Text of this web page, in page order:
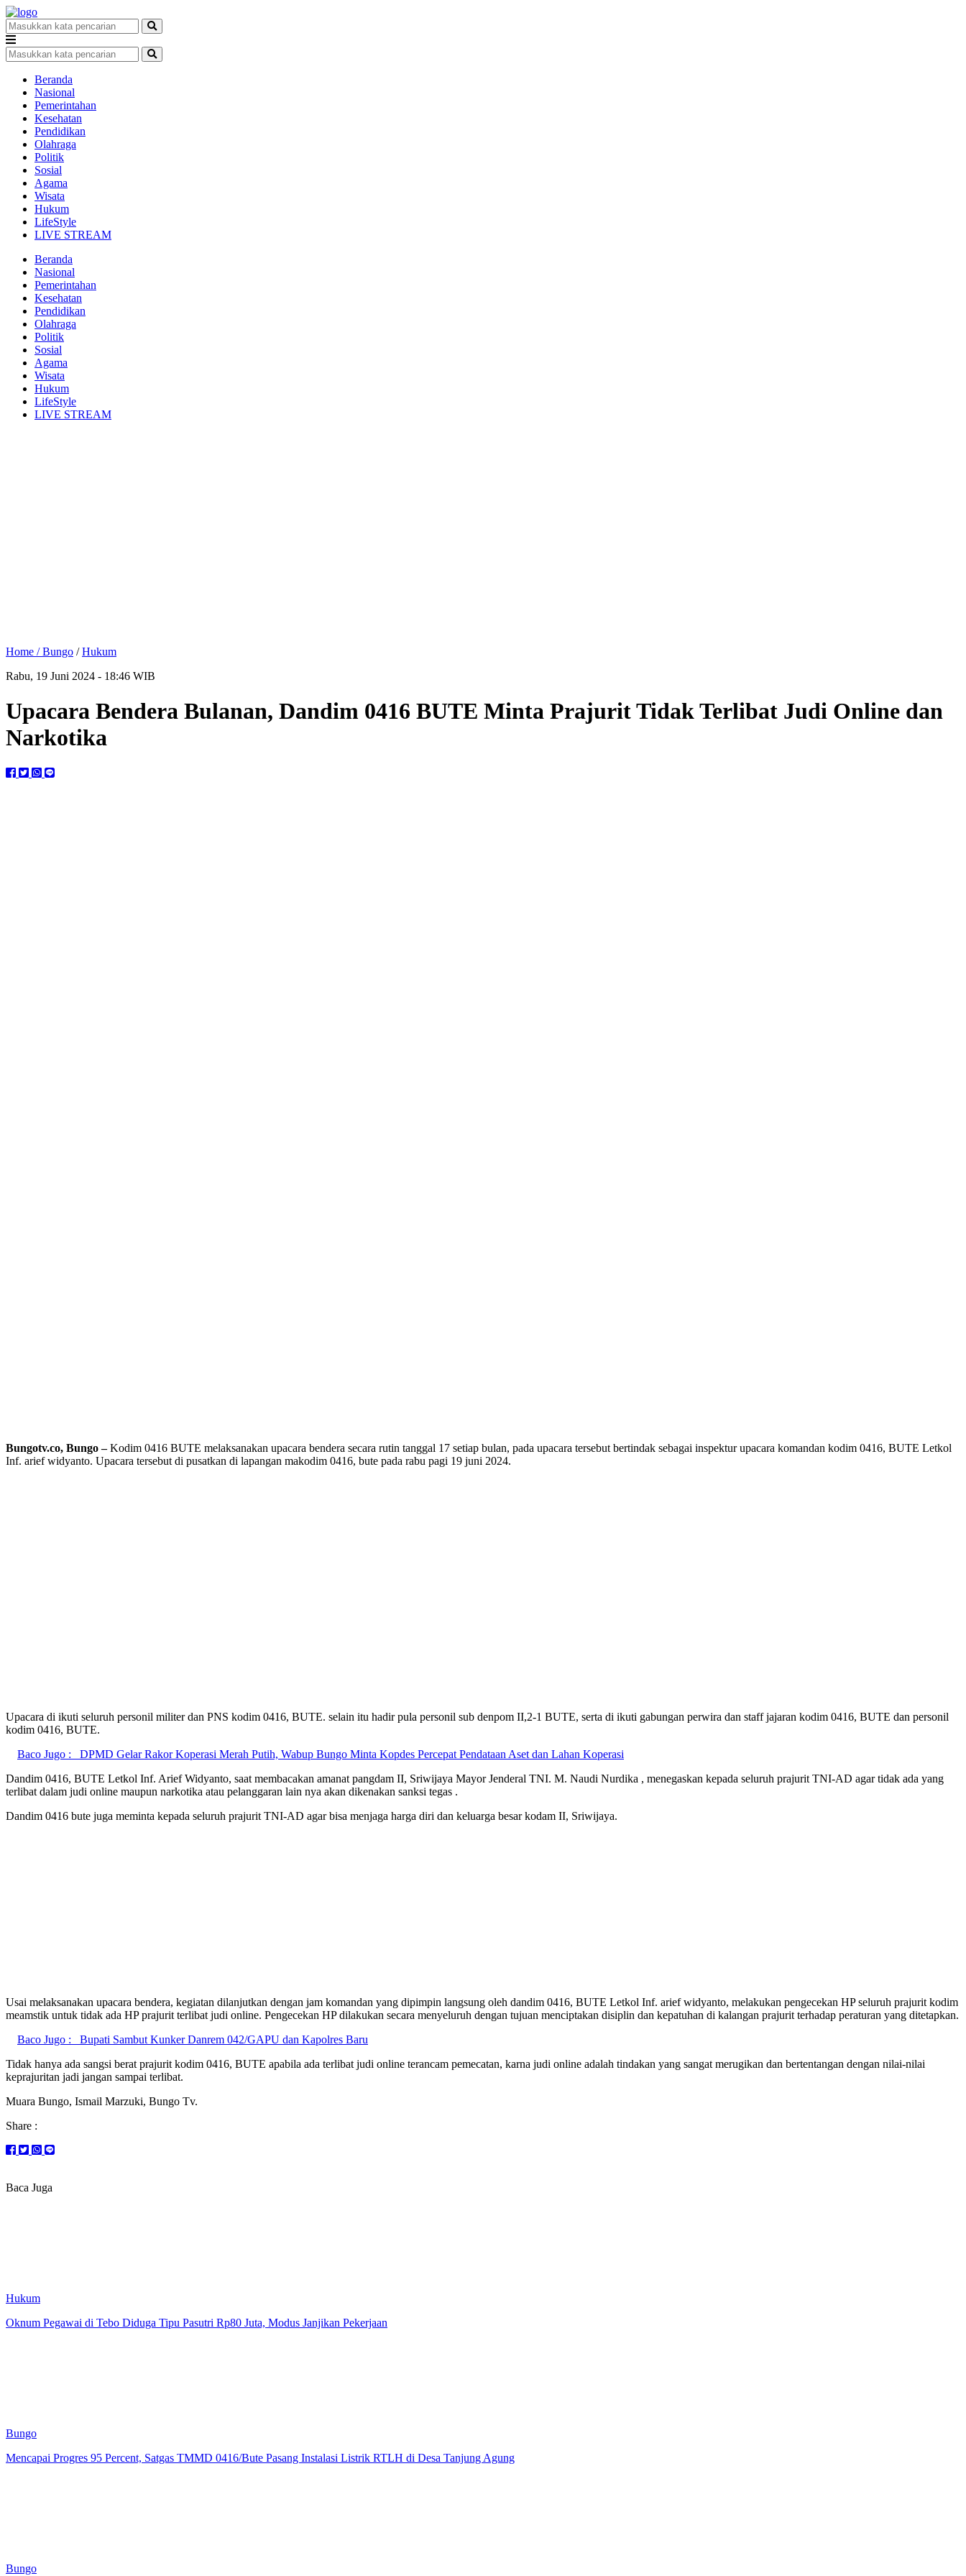
Beranda
Nasional
Pemerintahan
Kesehatan
Pendidikan
Olahraga
Politik
Sosial
Agama
Wisata
Hukum
LifeStyle
LIVE STREAM
Beranda
Nasional
Pemerintahan
Kesehatan
Pendidikan
Olahraga
Politik
Sosial
Agama
Wisata
Hukum
LifeStyle
LIVE STREAM
Home /Bungo /Hukum
Rabu, 19 Juni 2024 - 18:46 WIB
Upacara Bendera Bulanan, Dandim 0416 BUTE Minta Prajurit Tidak Terlibat Judi Online dan
Narkotika
Bungotv.co, Bungo –Kodim 0416 BUTE melaksanakan upacara bendera secara rutin tanggal 17 setiap bulan, pada upacara tersebut bertindak sebagai inspektur upacara komandan kodim 0416, BUTE Letkol
Inf. arief widyanto. Upacara tersebut di pusatkan di lapangan makodim 0416, bute pada rabu pagi 19 juni 2024.
Upacara di ikuti seluruh personil militer dan PNS kodim 0416, BUTE. selain itu hadir pula personil sub denpom II,2-1 BUTE, serta di ikuti gabungan perwira dan staff jajaran kodim 0416, BUTE dan personil
kodim 0416, BUTE.
Baco Jugo :
DPMD Gelar Rakor Koperasi Merah Putih, Wabup Bungo Minta Kopdes Percepat Pendataan Aset dan Lahan Koperasi
Dandim 0416, BUTE Letkol Inf. Arief Widyanto, saat membacakan amanat pangdam II, Sriwijaya Mayor Jenderal TNI. M. Naudi Nurdika , menegaskan kepada seluruh prajurit TNI-AD agar tidak ada yang
terlibat dalam judi online maupun narkotika atau pelanggaran lain nya akan dikenakan sanksi tegas .
Dandim 0416 bute juga meminta kepada seluruh prajurit TNI-AD agar bisa menjaga harga diri dan keluarga besar kodam II, Sriwijaya.
Usai melaksanakan upacara bendera, kegiatan dilanjutkan dengan jam komandan yang dipimpin langsung oleh dandim 0416, BUTE Letkol Inf. arief widyanto, melakukan pengecekan HP seluruh prajurit kodim
meamstik untuk tidak ada HP prajurit terlibat judi online. Pengecekan HP dilakukan secara menyeluruh dengan tujuan menciptakan disiplin dan kepatuhan di kalangan prajurit terhadap peraturan yang ditetapkan.
Baco Jugo :
Bupati Sambut Kunker Danrem 042/GAPU dan Kapolres Baru
Tidak hanya ada sangsi berat prajurit kodim 0416, BUTE apabila ada terlibat judi online terancam pemecatan, karna judi online adalah tindakan yang sangat merugikan dan bertentangan dengan nilai-nilai
keprajuritan jadi jangan sampai terlibat.
Muara Bungo, Ismail Marzuki, Bungo Tv.
Share :
Baca Juga
Hukum
Oknum Pegawai di Tebo Diduga Tipu Pasutri Rp80 Juta, Modus Janjikan Pekerjaan
Bungo
Mencapai Progres 95 Percent, Satgas TMMD 0416/Bute Pasang Instalasi Listrik RTLH di Desa Tanjung Agung
Bungo